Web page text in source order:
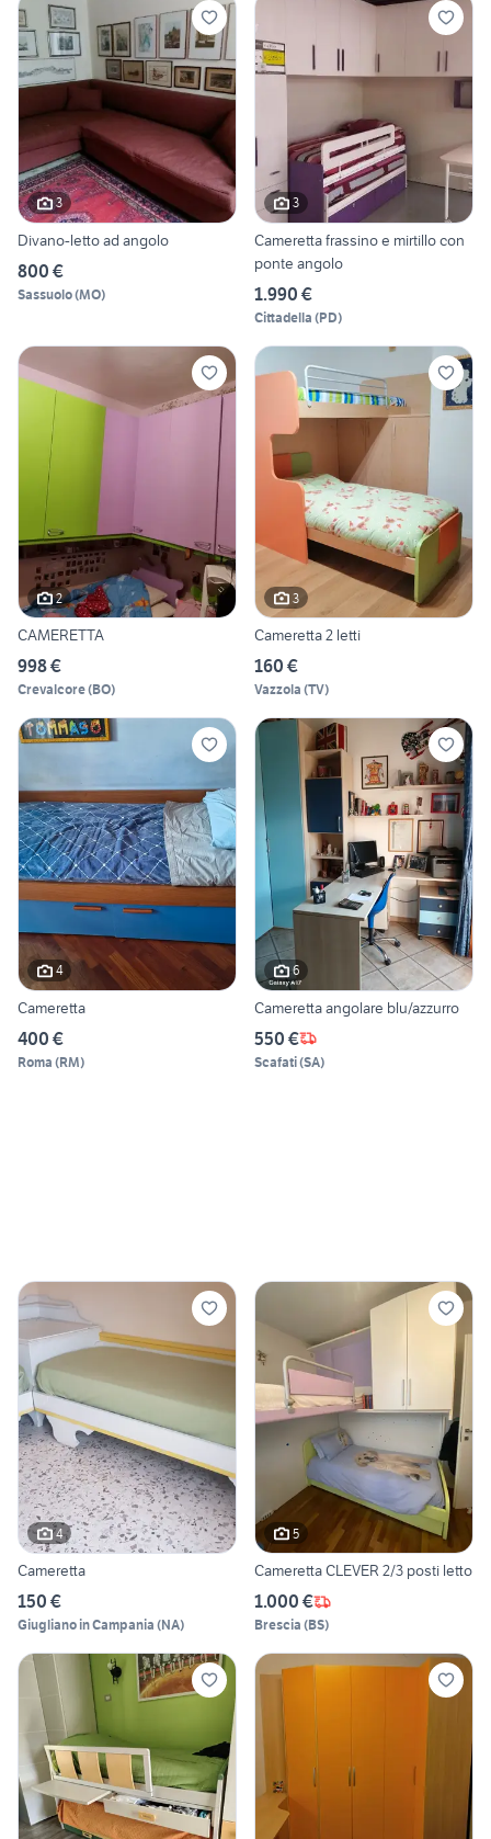
3
Divano-letto ad angolo
800 €
Sassuolo(MO)
3
Cameretta frassino e mirtillo con
ponte angolo
1.990 €
Cittadella (PD)
2
CAMERETTA
998 €
Crevalcore(BO)
3
Cameretta 2 letti
160 €
Vazzola (TV)
4
Cameretta
400 €
Roma (RM)
6
Cameretta angolare blu/azzurro
550 €
Scafati(SA)
4
Cameretta
150 €
Giugliano in Campania (NA)
5
Cameretta CLEVER 2/3 posti letto
1.000 €
Brescia (BS)